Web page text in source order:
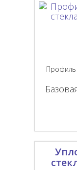
Профиль